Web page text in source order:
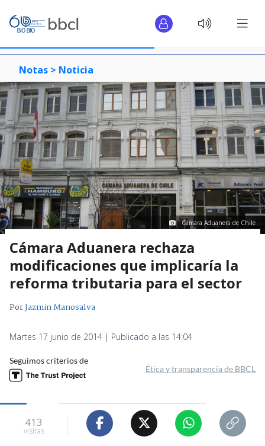
Notas > Noticia
Cámara Aduanera de Chile
Cámara Aduanera rechaza
modificaciones que implicaría la
reforma tributaria para el sector
PorJazmin Manosalva
Martes 17 junio de 2014 | Publicado a las 14:04
Seguimos criterios de
Ética y transparencia de BBCL
413
visitas